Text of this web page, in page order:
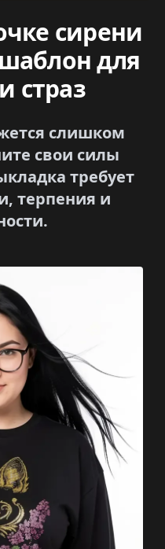
сирени
для
страз
слишком
свои силы
требует
терпения и